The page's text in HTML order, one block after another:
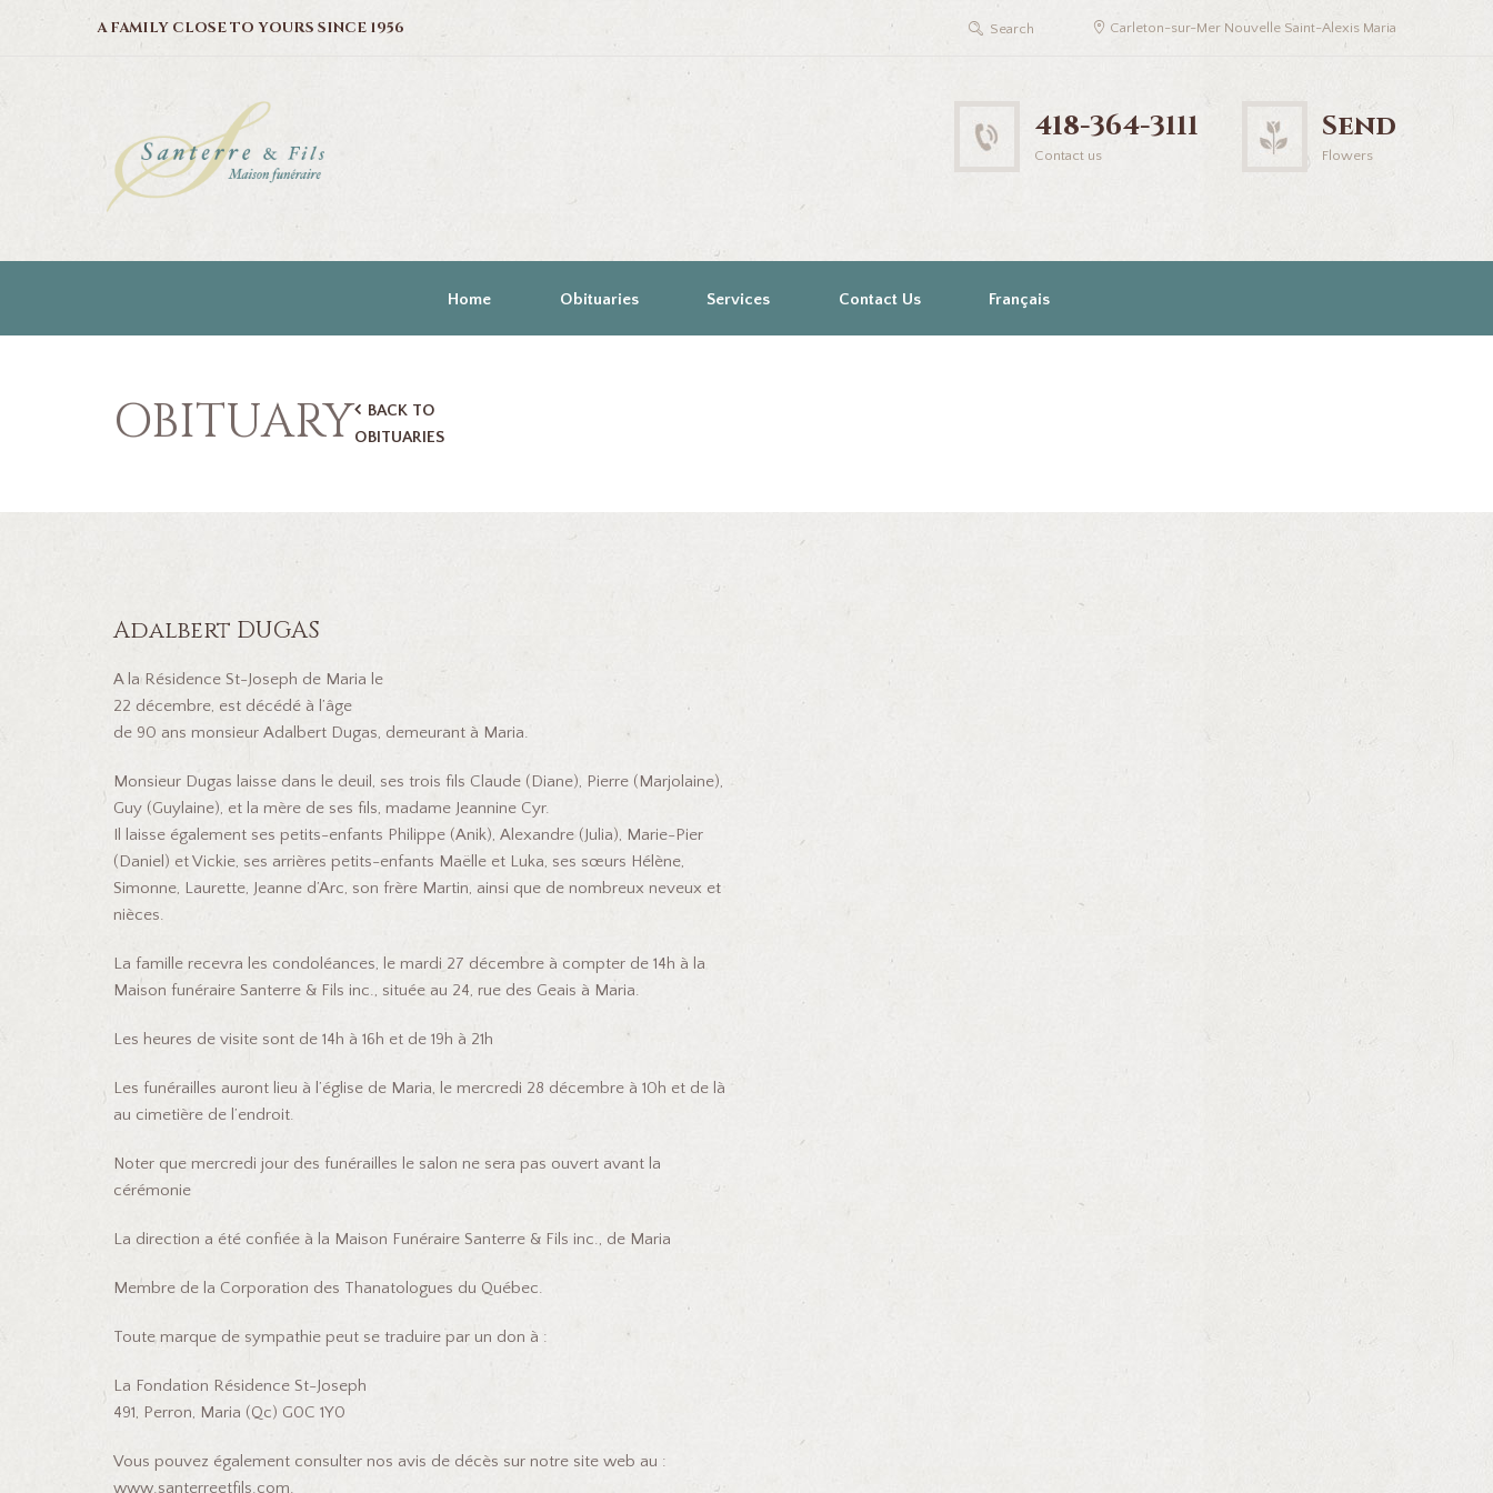
A FAMILY CLOSE TO YOURS SINCE 1956 Carleton-sur-Mer Nouvelle Saint-Alexis Maria
418-364-3111
Contact us
Send
Flowers
Home Obituaries Services Contact Us Français
OBITUARY
BACK TO
OBITUARIES
Adalbert DUGAS
A la Résidence St-Joseph de Maria le
22 décembre, est décédé à l’âge
de 90 ans monsieur Adalbert Dugas, demeurant à Maria.
Monsieur Dugas laisse dans le deuil, ses trois fils Claude (Diane), Pierre (Marjolaine),
Guy (Guylaine), et la mère de ses fils, madame Jeannine Cyr.
Il laisse également ses petits-enfants Philippe (Anik), Alexandre (Julia), Marie-Pier
(Daniel) et Vickie, ses arrières petits-enfants Maëlle et Luka, ses sœurs Hélène,
Simonne, Laurette, Jeanne d’Arc, son frère Martin, ainsi que de nombreux neveux et
nièces.
La famille recevra les condoléances, le mardi 27 décembre à compter de 14h à la
Maison funéraire Santerre & Fils inc., située au 24, rue des Geais à Maria.
Les heures de visite sont de 14h à 16h et de 19h à 21h
Les funérailles auront lieu à l’église de Maria, le mercredi 28 décembre à 10h et de là
au cimetière de l’endroit.
Noter que mercredi jour des funérailles le salon ne sera pas ouvert avant la
cérémonie
La direction a été confiée à la Maison Funéraire Santerre & Fils inc., de Maria
Membre de la Corporation des Thanatologues du Québec.
Toute marque de sympathie peut se traduire par un don à :
La Fondation Résidence St-Joseph
491, Perron, Maria (Qc) G0C 1Y0
Vous pouvez également consulter nos avis de décès sur notre site web au :
www.santerreetfils.com.